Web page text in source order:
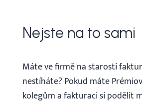
Nejste na to sami
Máte ve firmě na starosti
nestíháte? Pokud máte
kolegům a fakturaci si podělit